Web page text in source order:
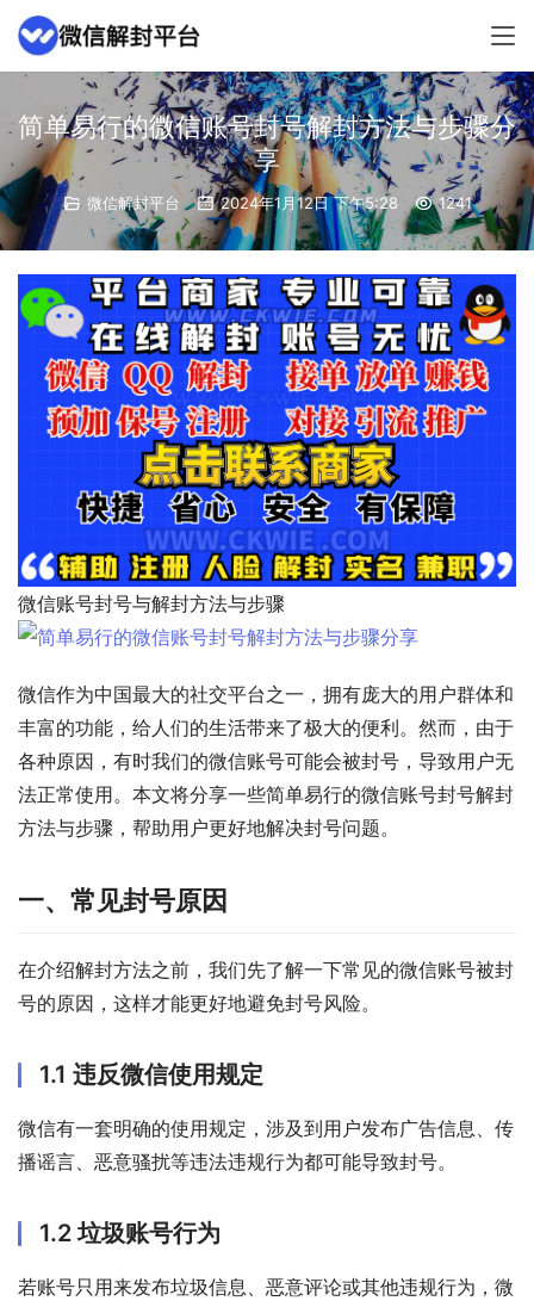
简单易行的微信账号封号解封方法与步骤分
享
微信解封平台 2024年1月12日 下午5:28 1241
微信账号封号与解封方法与步骤
微信作为中国最大的社交平台之一，拥有庞大的用户群体和
丰富的功能，给人们的生活带来了极大的便利。然而，由于
各种原因，有时我们的微信账号可能会被封号，导致用户无
法正常使用。本文将分享一些简单易行的微信账号封号解封
方法与步骤，帮助用户更好地解决封号问题。
一、常见封号原因
在介绍解封方法之前，我们先了解一下常见的微信账号被封
号的原因，这样才能更好地避免封号风险。
1.1 违反微信使用规定
微信有一套明确的使用规定，涉及到用户发布广告信息、传
播谣言、恶意骚扰等违法违规行为都可能导致封号。
1.2 垃圾账号行为
若账号只用来发布垃圾信息、恶意评论或其他违规行为，微